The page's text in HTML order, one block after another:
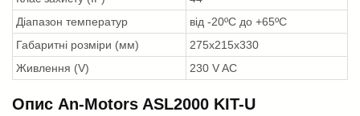
Діапазон температур
від -20ºС до +65ºС
Габаритні розміри (мм)
275x215x330
Живлення (V)
230 V AC
Опис An-Motors ASL2000 KIT-U